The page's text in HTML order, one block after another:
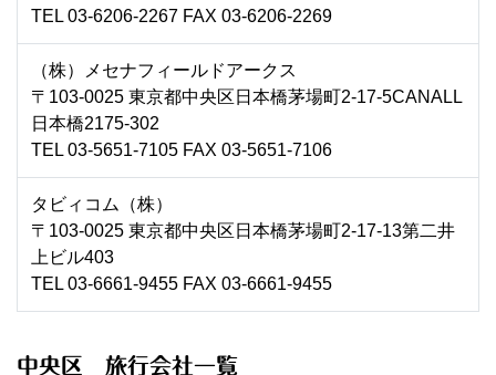
TEL 03-6206-2267 FAX 03-6206-2269
（株）メセナフィールドアークス
〒103-0025 東京都中央区日本橋茅場町2-17-5CANALL
日本橋2175-302
TEL 03-5651-7105 FAX 03-5651-7106
タビィコム（株）
〒103-0025 東京都中央区日本橋茅場町2-17-13第二井
上ビル403
TEL 03-6661-9455 FAX 03-6661-9455
中央区 旅行会社一覧